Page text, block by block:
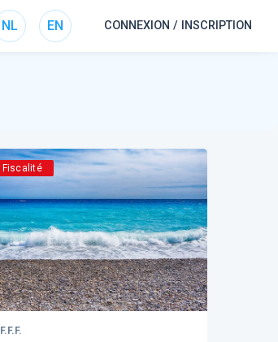
NL EN CONNEXION / INSCRIPTION
Fiscalité
F.F.F.